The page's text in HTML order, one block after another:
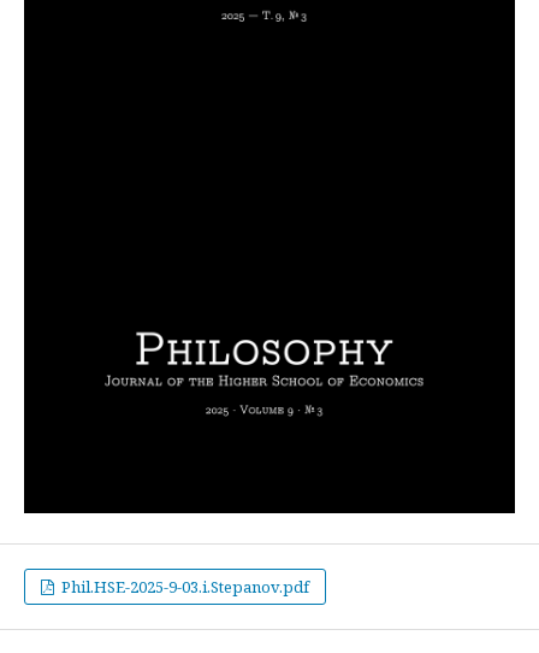
Phil.HSE-2025-9-03.i.Stepanov.pdf